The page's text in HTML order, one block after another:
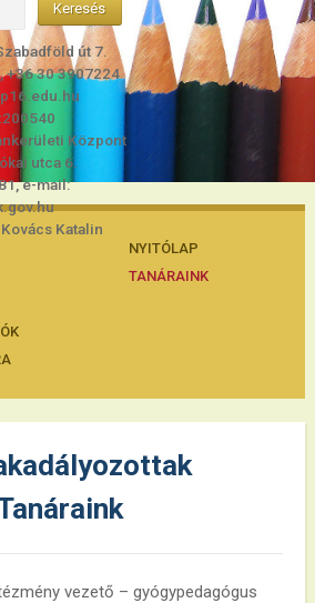
út 7.
+36 30 3907224
Központ
utca 6.
e-mail:
Katalin
NYITÓLAP
TANÁRAINK
vezető – gyógypedagógus